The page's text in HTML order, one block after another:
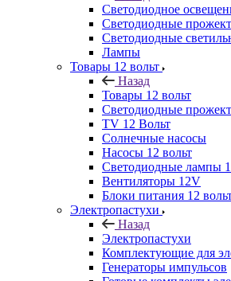
Светодиодное
Светодиодные
Светодиодные
Лампы
Товары 12 вольт
Назад
Товары 12 вольт
Светодиодные
TV 12 Вольт
Солнечные насосы
Насосы 12 вольт
Светодиодные лампы
Вентиляторы 12V
Блоки питания 12
Электропастухи
Назад
Электропастухи
Комплектующие для
Генераторы импульсов